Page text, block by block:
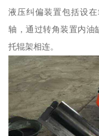
液压纠偏装置包括设
轴，通过转角装置内油
托辊架相连。